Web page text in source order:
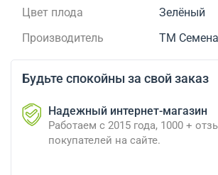
Цвет плода
Зелёный
Производитель
ТМ
Будьте спокойны за свой заказ
Надежный интернет-магазин
Работаем с 2015 года, 1000 +
покупателей на сайте.